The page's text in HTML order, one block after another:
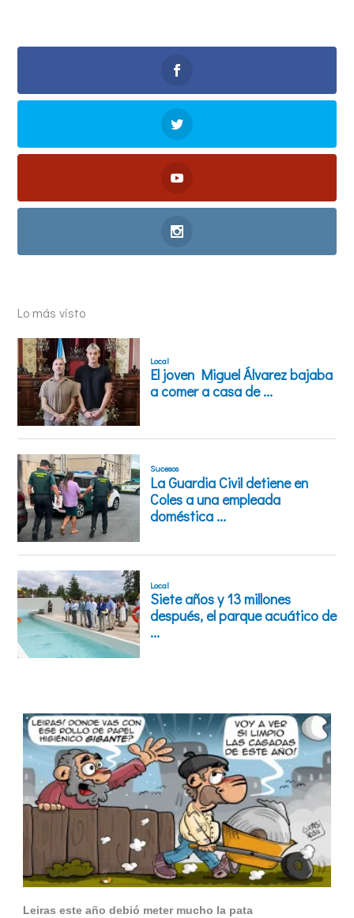
Lo más visto
Leiras este año debió meter mucho la pata